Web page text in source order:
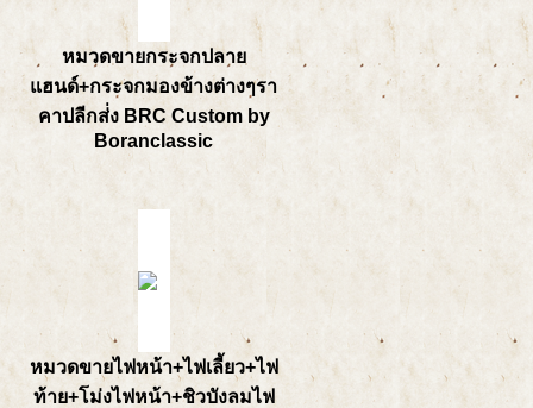
หมวดขายกระจกปลาย
แฮนด์+กระจกมองข้างต่างๆรา
คาปลีกส่่ง BRC Custom by
Boranclassic
หมวดขายไฟหน้า+ไฟเลี้ยว+ไฟ
ท้าย+โม่งไฟหน้า+ชิวบังลมไฟ